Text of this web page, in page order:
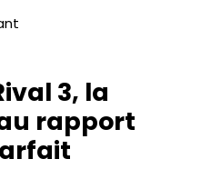
3, la
rapport